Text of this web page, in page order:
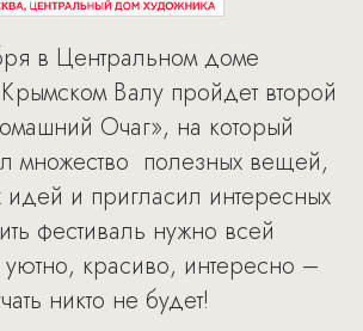
в Центральном доме
Валу пройдет второй
Очаг», на который
множество полезных вещей,
идей и пригласил интересных
фестиваль нужно всей
уютно, красиво, интересно –
никто не будет!